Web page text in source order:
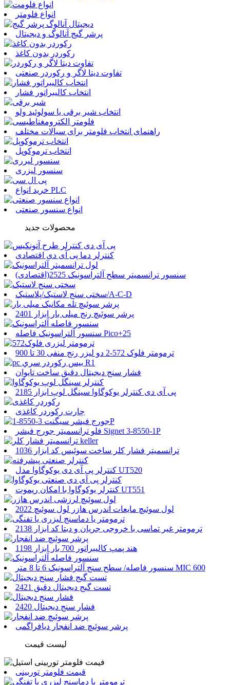
انواع فلومتر
پرشر گیج آنالوگ و دیجیتال
رکوردر بدون کاغذ
تفاوت دیتا لاگر و رکوردر صنعتی
انتخاب کالیبراتور فشار
انتخاب شیر برقی یا سولوئید ولو
راهنمای انتخاب فلومتر برای سیالات مختلف
انتخاب ترموکوپل
سنسور لیزری
خرید انواع PLC
انواع سنسور صنعتی
محصولات جدید
کنترلر دما پی آی دی اقتصادی
سنسور ترانسمیتر سطح آلتراسونیک 2525(اقتصادی)
سختی سنج لاستیک/پلاستیک/A-C-D
پرشر سوئیچ رنج میلی بار ابزار 2401
سنسور آلتراسونیک فاصله Pico+25
ترمومتر فلوک 572-2 دو لیزر رنج منفی 30 تا 900
فشار سنج دیجیتال دقیق ساخت تایوان
پی آی دی کنترلر یوکوگاوا سینگل لوپ ابزار 2185
چارت رکوردر کاغذی
فلو ترانسمیتر جورج فیشر Signet 3-8550-1P
ترانسمیتر فشار کلر ساخت سوئیس کد ابزار 1036
کنترلر پی آی دی یوکوگاوا مدل UT520
کنترلر یوکوگاوا با امکان ریموت UT551
لول سوئیچ مایعات اندرس هازر لول سوئیچ 2022
ترمومتر غیر تماسی با خروجی جریان و دیتا کد ابزار 2138
هند پمپ کالیبراتور 700 بار ابزار 1198
سنسور فاصله/ سطح سنج آلتراسونیک 6 تا 8 متر MIC 600
تست گیج دیجیتال دقیق 2421
فشار سنج دیجیتال 2420
پرشر سوئیچ ضد انفجار دیافراگمی
لیست قیمت
قیمت فلومتر توربینی